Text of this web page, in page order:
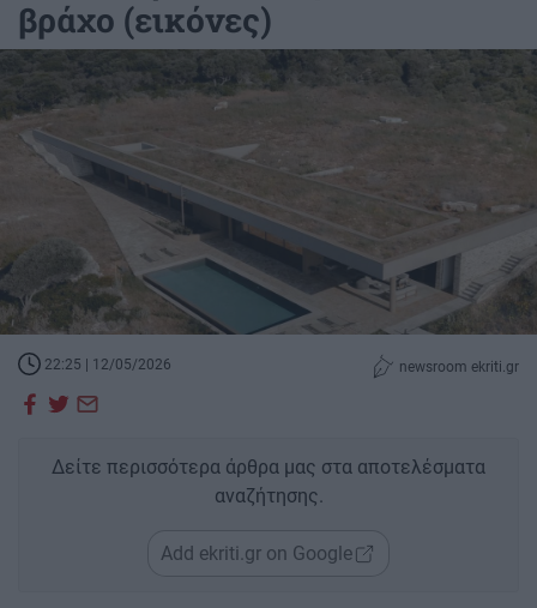
βράχο (εικόνες)
22:25 | 12/05/2026 newsroom ekriti.gr
Δείτε περισσότερα άρθρα μας στα αποτελέσματα
αναζήτησης.
Add ekriti.gr on Google